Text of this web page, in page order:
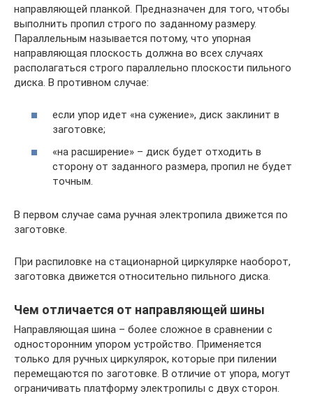
направляющей планкой. Предназначен для того, чтобы
выполнить пропил строго по заданному размеру.
Параллельным называется потому, что упорная
направляющая плоскость должна во всех случаях
располагаться строго параллельно плоскости пильного
диска. В противном случае:
если упор идет «на сужение», диск заклинит в
заготовке;
«на расширение» – диск будет отходить в
сторону от заданного размера, пропил не будет
точным.
В первом случае сама ручная электропила движется по
заготовке.
При распиловке на стационарной циркулярке наоборот,
заготовка движется относительно пильного диска.
Чем отличается от направляющей шины
Направляющая шина – более сложное в сравнении с
односторонним упором устройство. Применяется
только для ручных циркулярок, которые при пилении
перемещаются по заготовке. В отличие от упора, могут
ограничивать платформу электропилы с двух сторон.